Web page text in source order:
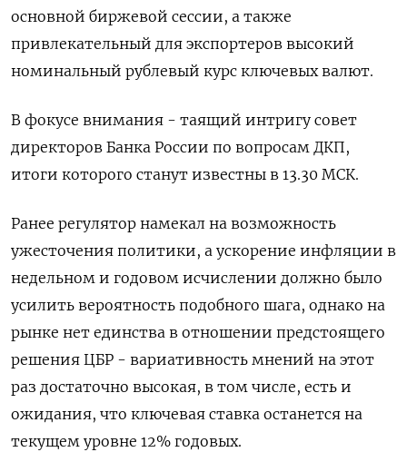
основной биржевой сессии, а также
привлекательный для экспортеров высокий
номинальный рублевый курс ключевых валют.
В фокусе внимания - таящий интригу совет
директоров Банка России по вопросам ДКП,
итоги которого станут известны в 13.30 МСК.
Ранее регулятор намекал на возможность
ужесточения политики, а ускорение инфляции в
недельном и годовом исчислении должно было
усилить вероятность подобного шага, однако на
рынке нет единства в отношении предстоящего
решения ЦБР - вариативность мнений на этот
раз достаточно высокая, в том числе, есть и
ожидания, что ключевая ставка останется на
текущем уровне 12% годовых.